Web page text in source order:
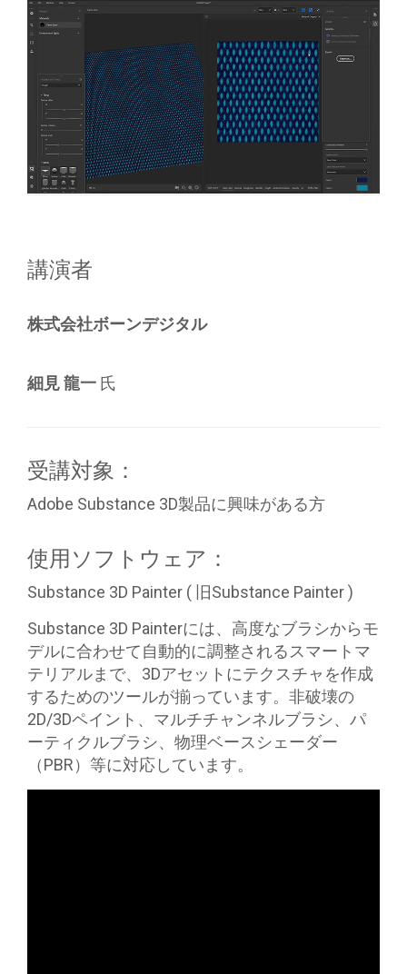
講演者
株式会社ボーンデジタル
細見 龍一 氏
受講対象：
Adobe Substance 3D製品に興味がある方
使用ソフトウェア：
Substance 3D Painter ( 旧Substance Painter )
Substance 3D Painterには、高度なブラシからモ
デルに合わせて自動的に調整されるスマートマ
テリアルまで、 3Dアセットにテクスチャを作成
するためのツールが揃っています。非破壊の
2D/3Dペイント、マルチチャンネルブラシ、パ
ーティクルブラシ、物理ベースシェーダー
（PBR）等に対応しています。